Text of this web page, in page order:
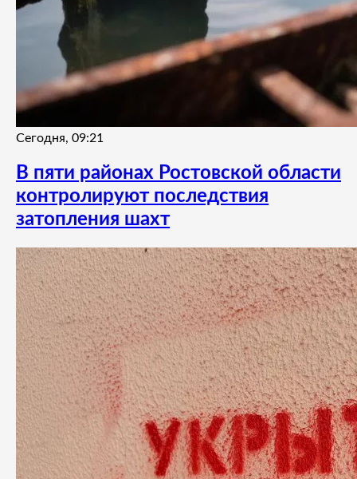
Сегодня, 09:21
В пяти районах Ростовской области
контролируют последствия
затопления шахт